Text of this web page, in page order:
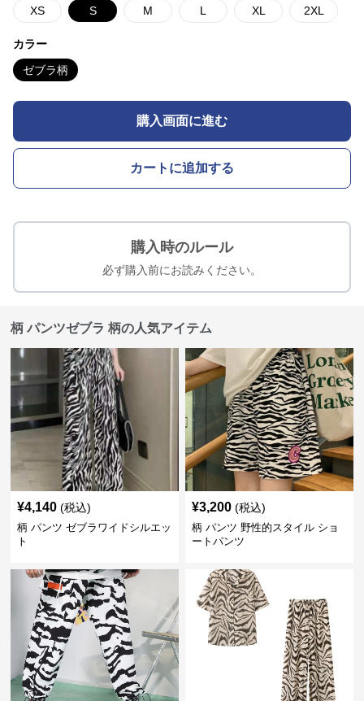
XS S M L XL 2XL
カラー
ゼブラ柄
購入画面に進む
カートに追加する
購入時のルール
必ず購入前にお読みください。
柄 パンツゼブラ 柄の人気アイテム
¥4,140 (税込)
柄 パンツ ゼブラワイドシルエッ
ト
¥3,200 (税込)
柄 パンツ 野性的スタイル ショ
ートパンツ